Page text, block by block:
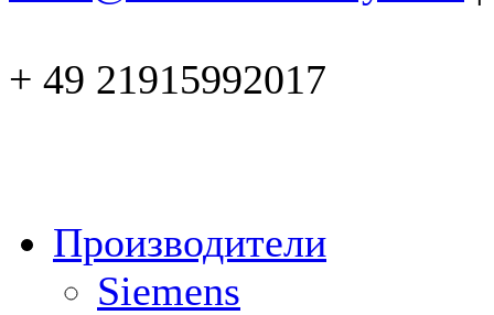
+ 49 21915992017
Производители
Siemens